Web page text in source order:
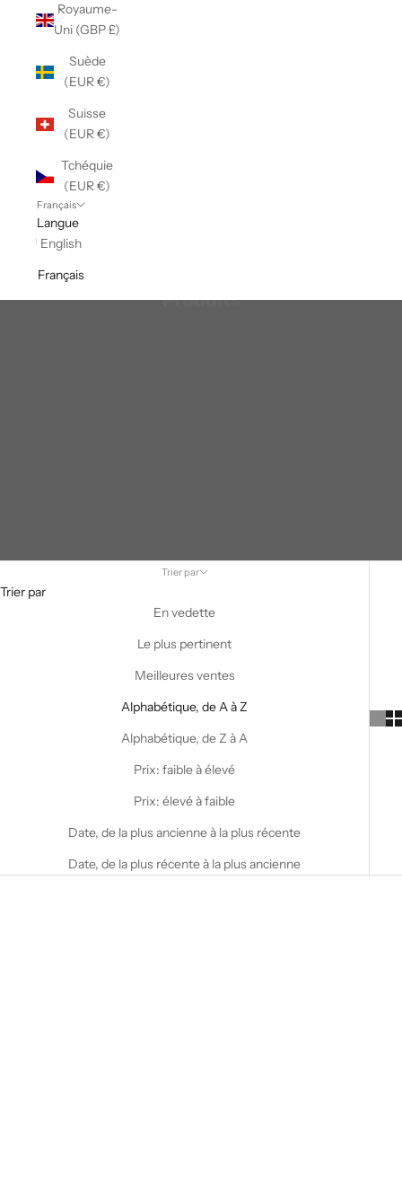
Royaume-
Uni (GBP £)
Suède
(EUR €)
Suisse
(EUR €)
Tchéquie
(EUR €)
Français
Langue
English
Français
Produits
Trier par
Trier par
En vedette
Le plus pertinent
Meilleures ventes
Alphabétique, de A à Z
Alphabétique, de Z à A
Prix: faible à élevé
Prix: élevé à faible
Date, de la plus ancienne à la plus récente
Date, de la plus récente à la plus ancienne